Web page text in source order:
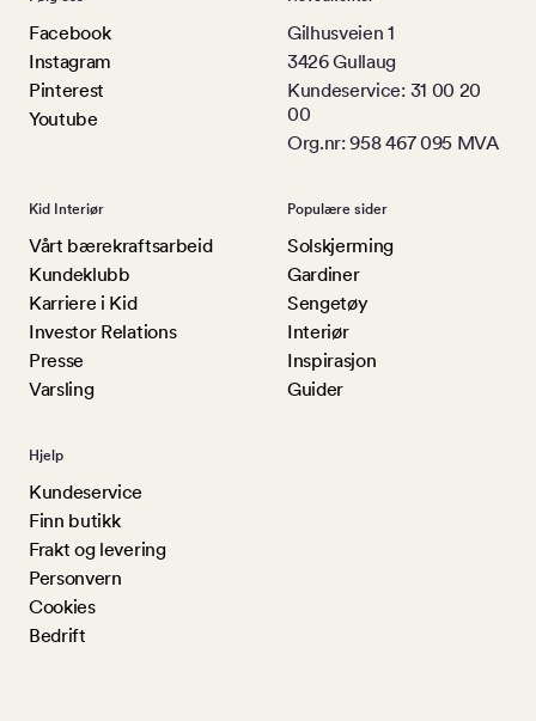
Facebook
Instagram
Pinterest
Youtube
Gilhusveien 1
3426 Gullaug
Kundeservice: 31 00 20
00
Org.nr: 958 467 095 MVA
Kid Interiør
Vårt bærekraftsarbeid
Kundeklubb
Karriere i Kid
Investor Relations
Presse
Varsling
Populære sider
Solskjerming
Gardiner
Sengetøy
Interiør
Inspirasjon
Guider
Hjelp
Kundeservice
Finn butikk
Frakt og levering
Personvern
Cookies
Bedrift